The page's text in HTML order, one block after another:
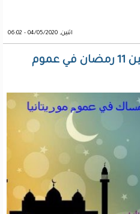
اثنين, 04/05/2020 - 06:02
مواعيد الإمساك ليوم الاثنين 11 رمضان في عموم